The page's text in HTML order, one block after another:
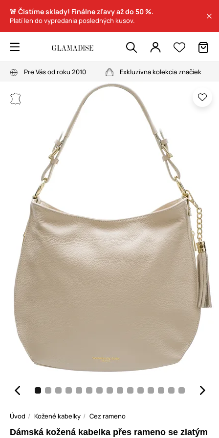
🚨 Čistíme sklady! Finálne zľavy až do 50 %.
Platí len do vypredania posledných kusov.
Pre Vás od roku 2010 Exkluzívna kolekcia značiek
Úvod Kožené kabelky Cez rameno
Dámská kožená kabelka přes rameno se zlatým